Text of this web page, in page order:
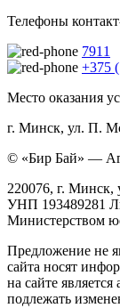
Телефоны
7911
+375
Место оказания
г. Минск, ул. П.
© «Бир Бай» —
220076, г. Минск,
УНП 193489281
Министерством
Предложение не
сайта носят
на сайте
подлежать